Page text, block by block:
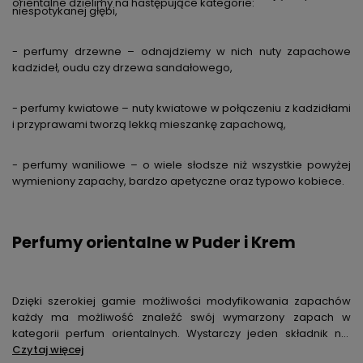
niespotykanej głębi,
- perfumy drzewne – odnajdziemy w nich nuty zapachowe
kadzideł, oudu czy drzewa sandałowego,
- perfumy kwiatowe – nuty kwiatowe w połączeniu z kadzidłami
i przyprawami tworzą lekką mieszankę zapachową,
- perfumy waniliowe – o wiele słodsze niż wszystkie powyżej
wymieniony zapachy, bardzo apetyczne oraz typowo kobiece.
Perfumy orientalne w Puder i Krem
Dzięki szerokiej gamie możliwości modyfikowania zapachów
każdy ma możliwość znaleźć swój wymarzony zapach w
kategorii perfum orientalnych. Wystarczy jeden składnik np.
przyprawa, kwiat lub nutka wanilii, by mocny, gęsty zapach
Czytaj więcej